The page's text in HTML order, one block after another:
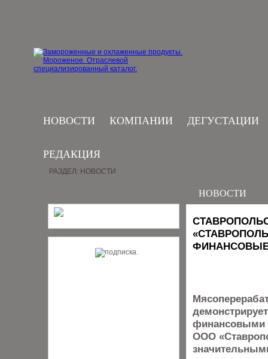
НОВОСТИ КОМПАНИИ ДЕГУСТАЦИИ
РЕДАКЦИЯ
РАЗДЕЛ: НОВОСТИ
НОВОСТИ
ФИНАНСОВЫЕ
финансовыми
ООО